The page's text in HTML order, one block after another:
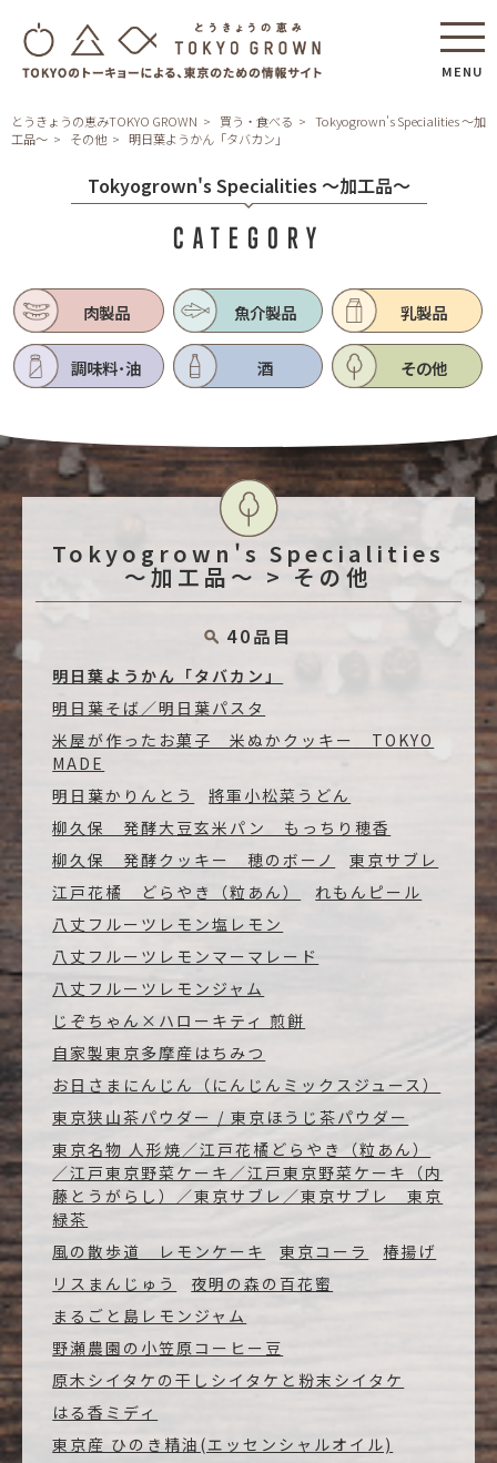
MENU
とうきょうの恵みTOKYO GROWN 買う・食べる
Tokyogrown's Specialities ～加
工品～
その他 明日葉ようかん「タバカン」
Tokyogrown's Specialities ～加工品～
CATEGORY
肉製品 魚介製品 乳製品
調味料･油 酒 その他
Tokyogrown's Specialities
～加工品～ > その他
40品目
明日葉ようかん「タバカン」
明日葉そば／明日葉パスタ
米屋が作ったお菓子 米ぬかクッキー TOKYO
MADE
明日葉かりんとう
將軍小松菜うどん
柳久保 発酵大豆玄米パン もっちり穂香
柳久保 発酵クッキー 穂のボーノ
東京サブレ
江戸花橘 どらやき（粒あん）
れもんピール
八丈フルーツレモン塩レモン
八丈フルーツレモンマーマレード
八丈フルーツレモンジャム
じぞちゃん×ハローキティ 煎餅
自家製東京多摩産はちみつ
お日さまにんじん（にんじんミックスジュース）
東京狭山茶パウダー / 東京ほうじ茶パウダー
東京名物 人形焼／江戸花橘どらやき（粒あん）
／江戸東京野菜ケーキ／江戸東京野菜ケーキ（内
藤とうがらし）／東京サブレ／東京サブレ 東京
緑茶
風の散歩道 レモンケーキ
東京コーラ
椿揚げ
リスまんじゅう
夜明の森の百花蜜
まるごと島レモンジャム
野瀬農園の小笠原コーヒー豆
原木シイタケの干しシイタケと粉末シイタケ
はる香ミディ
東京産 ひのき精油(エッセンシャルオイル)